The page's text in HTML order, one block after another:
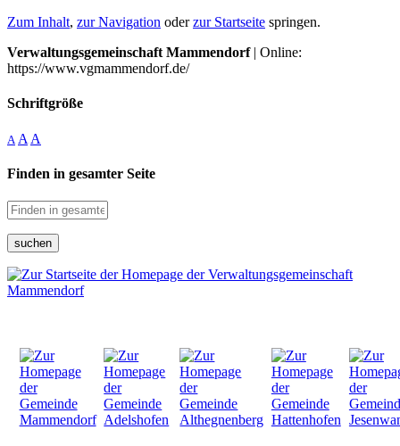
Zum Inhalt, zur Navigation oderzur Startseite springen.
Verwaltungsgemeinschaft Mammendorf| Online:
https://www.vgmammendorf.de/
Schriftgröße
A A A
Finden in gesamter Seite
suchen